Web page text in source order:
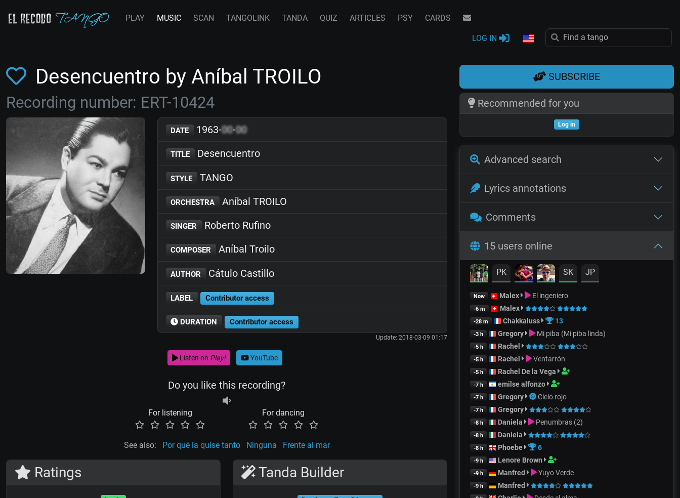
PLAY MUSIC SCAN TANGOLINK TANDA QUIZ ARTICLES PSY CARDS
LOG IN
Desencuentro by Aníbal TROILO
Recording number: ERT-10424
DATE 1963-00-00
TITLE Desencuentro
STYLE TANGO
ORCHESTRA Aníbal TROILO
SINGER Roberto Rufino
COMPOSER Aníbal Troilo
AUTHOR Cátulo Castillo
LABEL Contributor access
DURATION Contributor access
Update: 2018-03-09 01:17
Listen on Play! YouTube
Do you like this recording?
For listening For dancing
See also: Por qué la quise tanto Ninguna Frente al mar
Ratings Tanda Builder
SUBSCRIBE
Recommended for you
Log in
Advanced search
Lyrics annotations
Comments
15 users online
PK SK JP
Now Malex El ingeniero
-6 m Malex
-28 m Chakkaluss 13
-3 h Gregory Mi piba (Mi piba linda)
-5 h Rachel
-5 h Rachel Ventarrón
-5 h Rachel De la Vega
-7 h emilse alfonzo
-7 h Gregory Cielo rojo
-7 h Gregory
-8 h Daniela Penumbras (2)
-8 h Daniela
-8 h Phoebe 6
-9 h Lenore Brown
-9 h Manfred Yuyo Verde
-9 h Manfred